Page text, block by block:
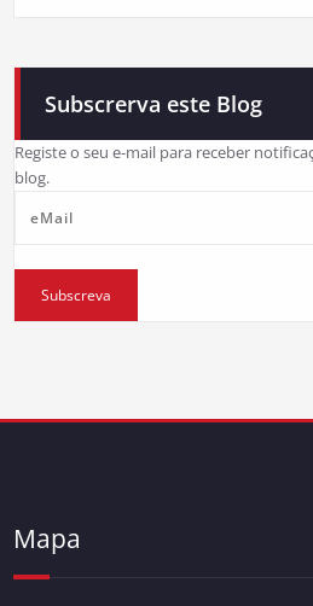
Subscrerva este Blog
Registe o seu e-mail para receber
blog.
Subscreva
Mapa